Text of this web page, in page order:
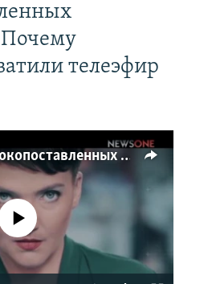
телеэфир
Страна самых высокопоставленных телеведущих. Почему политики захватили телеэфир Украины
currently available